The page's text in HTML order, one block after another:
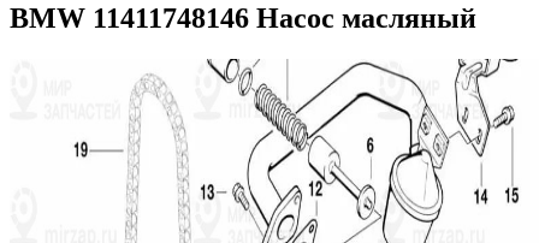
BMW 11411748146 Насос масляный